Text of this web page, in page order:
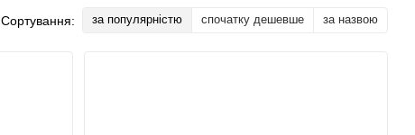
Сортування: за популярністю спочатку дешевше за назвою